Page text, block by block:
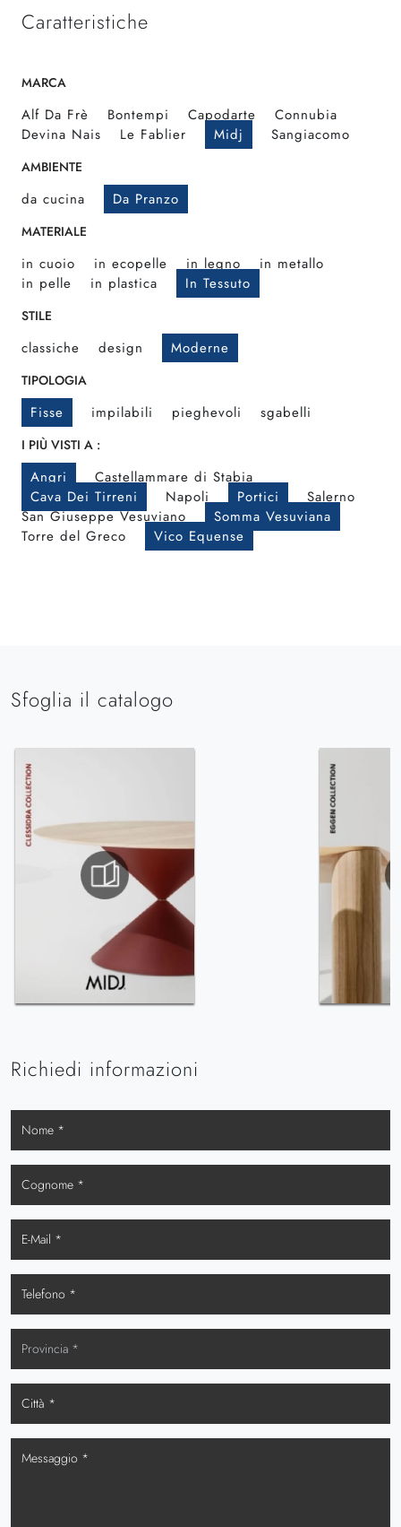
Caratteristiche
MARCA
Alf Da Frè Bontempi Capodarte
Connubia
Devina Nais
Le Fablier Midj Sangiacomo
AMBIENTE
da cucina Da Pranzo
MATERIALE
in cuoio in ecopelle in legno
in metallo
in pelle
in plastica In Tessuto
STILE
classiche design Moderne
TIPOLOGIA
Fisse impilabili pieghevoli sgabelli
I PIÙ VISTI A :
Angri
Castellammare di Stabia
Cava Dei Tirreni
Napoli Portici
Salerno
San Giuseppe Vesuviano
Somma Vesuviana
Torre del Greco
Vico Equense
Sfoglia il catalogo
Richiedi informazioni